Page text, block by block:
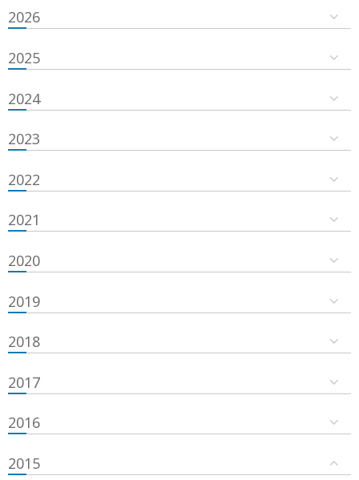
2026
2025
2024
2023
2022
2021
2020
2019
2018
2017
2016
2015